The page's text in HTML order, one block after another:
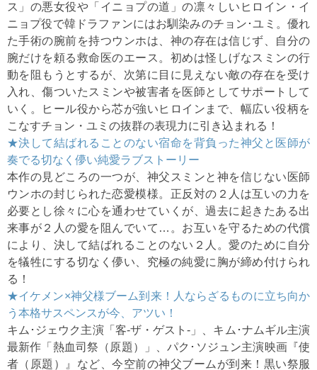
ス」の悪女役や「イニョプの道」の凛々しいヒロイン・イ
ニョプ役で韓ドラファンにはお馴染みのチョン･ユミ。優れ
た手術の腕前を持つウンホは、神の存在は信じず、自分の
腕だけを頼る救命医のエース。初めは怪しげなスミンの行
動を阻もうとするが、次第に目に見えない敵の存在を受け
入れ、傷ついたスミンや被害者を医師としてサポートして
いく。ヒール役から芯が強いヒロインまで、幅広い役柄を
こなすチョン・ユミの抜群の表現力に引き込まれる！
★決して結ばれることのない宿命を背負った神父と医師が
奏でる切なく儚い純愛ラブストーリー
本作の見どころの一つが、神父スミンと神を信じない医師
ウンホの封じられた恋愛模様。正反対の２人は互いの力を
必要とし徐々に心を通わせていくが、過去に起きたある出
来事が２人の愛を阻んでいて…。お互いを守るための代償
により、決して結ばれることのない２人。愛のために自分
を犠牲にする切なく儚い、究極の純愛に胸が締め付けられ
る！
★イケメン×神父様ブーム到来！人ならざるものに立ち向か
う本格サスペンスが今、アツい！
キム･ジェウク主演「客-ザ・ゲスト-」、キム･ナムギル主演
最新作「熱血司祭（原題）」、パク･ソジュン主演映画『使
者（原題）』など、今空前の神父ブームが到来！黒い祭服